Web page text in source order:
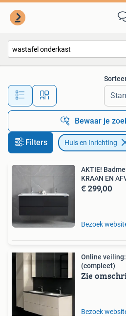
Alle afstanden…
Bewaar je
Filters Huis en Inrichting
AKTIE!
KRAAN EN
€ 299,00
Bezoek
Online
(compleet)
Zie
Bezoek